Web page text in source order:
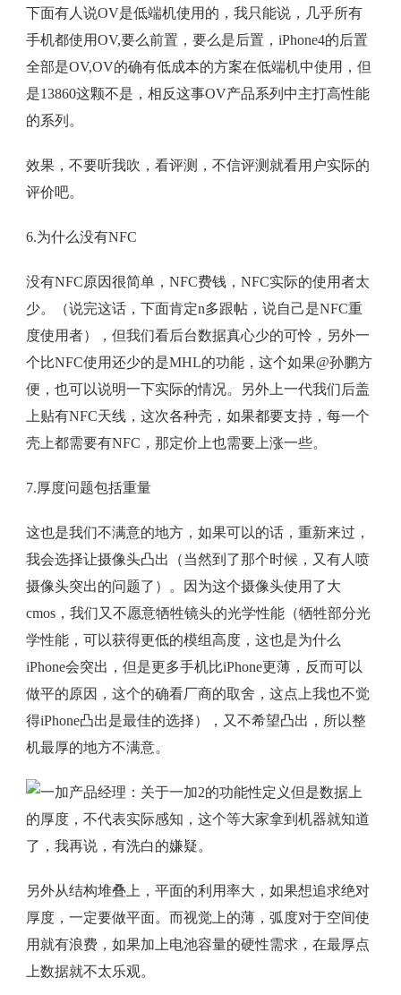
下面有人说OV是低端机使用的，我只能说，几乎所有
手机都使用OV,要么前置，要么是后置，iPhone4的后置
全部是OV,OV的确有低成本的方案在低端机中使用，但
是13860这颗不是，相反这事OV产品系列中主打高性能
的系列。
效果，不要听我吹，看评测，不信评测就看用户实际的
评价吧。
6.为什么没有NFC
没有NFC原因很简单，NFC费钱，NFC实际的使用者太
少。（说完这话，下面肯定n多跟帖，说自己是NFC重
度使用者），但我们看后台数据真心少的可怜，另外一
个比NFC使用还少的是MHL的功能，这个如果@孙鹏方
便，也可以说明一下实际的情况。另外上一代我们后盖
上贴有NFC天线，这次各种壳，如果都要支持，每一个
壳上都需要有NFC，那定价上也需要上涨一些。
7.厚度问题包括重量
这也是我们不满意的地方，如果可以的话，重新来过，
我会选择让摄像头凸出（当然到了那个时候，又有人喷
摄像头突出的问题了）。因为这个摄像头使用了大
cmos，我们又不愿意牺牲镜头的光学性能（牺牲部分光
学性能，可以获得更低的模组高度，这也是为什么
iPhone会突出，但是更多手机比iPhone更薄，反而可以
做平的原因，这个的确看厂商的取舍，这点上我也不觉
得iPhone凸出是最佳的选择），又不希望凸出，所以整
机最厚的地方不满意。
但是数据上
的厚度，不代表实际感知，这个等大家拿到机器就知道
了，我再说，有洗白的嫌疑。
另外从结构堆叠上，平面的利用率大，如果想追求绝对
厚度，一定要做平面。而视觉上的薄，弧度对于空间使
用就有浪费，如果加上电池容量的硬性需求，在最厚点
上数据就不太乐观。